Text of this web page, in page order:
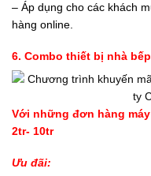
– Áp dụng cho các khách
hàng online.
6. Combo thiết bị nhà bếp
Với những đơn hàng
2tr- 10tr
Ưu đãi: